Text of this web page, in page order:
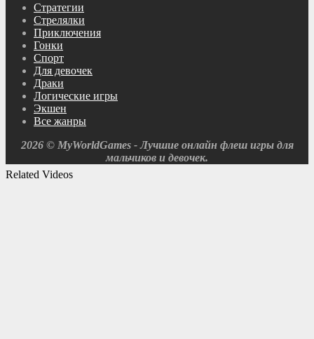
Related Videos
Cтратегии
Cтрелялки
Приключения
Гонки
Спорт
Для девочек
Драки
Логические игры
Экшен
Все жанры
2026 © MyWorldGames - Лучшие онлайн флеш игры для
мальчиков и девочек.